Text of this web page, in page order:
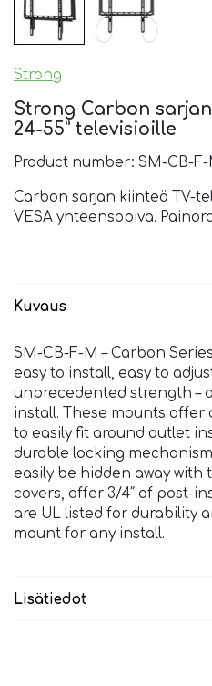
Strong
Strong Carbon
24-55” televisioille
Product number: SM-CB-F-
Carbon sarjan kiinteä TV-
VESA yhteensopiva.
Kuvaus
SM-CB-F-M – Carbon
easy to install, easy to
unprecedented strength –
install. These mounts offer
to easily fit around outlet
durable locking
easily be hidden away with
covers, offer 3/4″ of post-
are UL listed for durability
mount for any install.
Lisätiedot